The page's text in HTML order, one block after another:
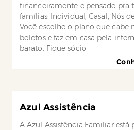
financeiramente e pensado pra
famílias: Individual, Casal, Nós
Você escolhe o plano que cabe
boletos e faz em casa pela
barato. Fique sócio
Azul Assistência
A Azul Assistência Familiar